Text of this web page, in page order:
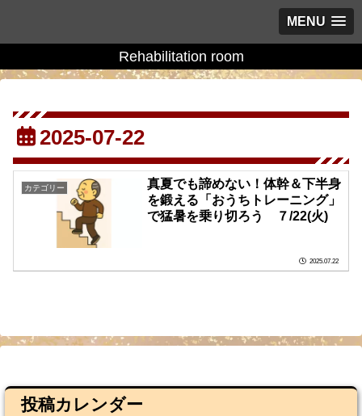
MENU
Rehabilitation room
2025-07-22
カテゴリー
真夏でも諦めない！体幹＆下半身
を鍛える「おうちトレーニング」
で猛暑を乗り切ろう ７/22(火)
2025.07.22
投稿カレンダー